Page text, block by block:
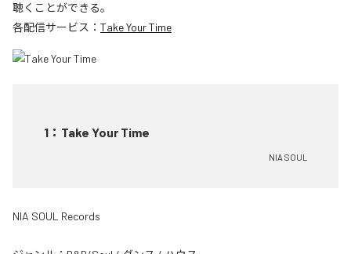
聴くことができる。
各配信サービス： Take Your Time
1 ： Take Your Time
NIA SOUL
NIA SOUL Records